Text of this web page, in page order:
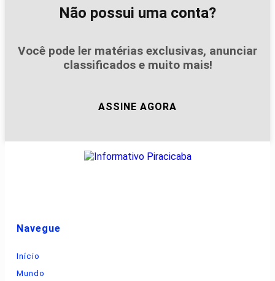
Não possui uma conta?
Você pode ler matérias exclusivas, anunciar
classificados e muito mais!
ASSINE AGORA
Navegue
Início
Mundo